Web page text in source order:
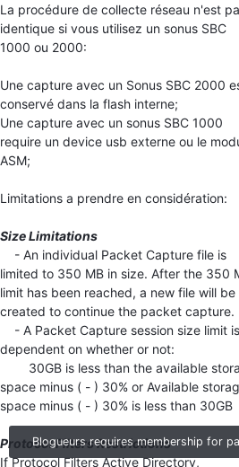
Blogueurs requires membership for
La procédure de collecte réseau n'est
identique si vous utilisez un sonus SBC
1000 ou 2000:
Une capture avec un Sonus SBC 2000
conservé dans la flash interne;
Une capture avec un sonus SBC 1000
require un device usb externe ou le
ASM;
Limitations a prendre en considération:
Size Limitations
- An individual Packet Capture file is
limited to 350 MB in size. After the 350
limit has been reached, a new file will be
created to continue the packet capture.
- A Packet Capture session size limit is
dependent on whether or not:
30GB is less than the available
space minus ( - ) 30% or Available
space minus ( - ) 30% is less than 30GB
Protocol Filters Restrictions
If Protocol Filters Active Directory,